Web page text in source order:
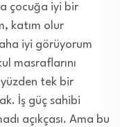
çocuğa iyi bir
katım olur
iyi görüyorum
masraflarını
tek bir
İş güç sahibi
açıkçası. Ama bu